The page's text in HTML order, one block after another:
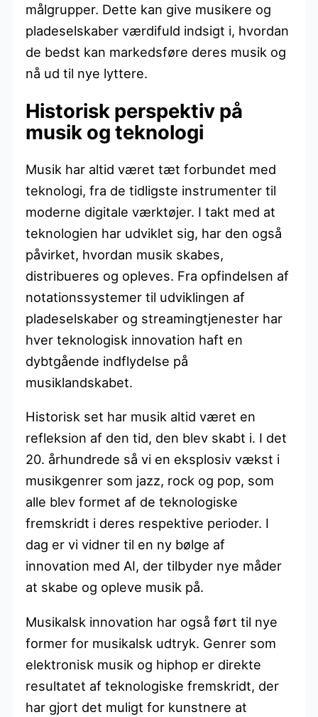
målgrupper. Dette kan give musikere og
pladeselskaber værdifuld indsigt i, hvordan
de bedst kan markedsføre deres musik og
nå ud til nye lyttere.
Historisk perspektiv på
musik og teknologi
Musik har altid været tæt forbundet med
teknologi, fra de tidligste instrumenter til
moderne digitale værktøjer. I takt med at
teknologien har udviklet sig, har den også
påvirket, hvordan musik skabes,
distribueres og opleves. Fra opfindelsen af
notationssystemer til udviklingen af
pladeselskaber og streamingtjenester har
hver teknologisk innovation haft en
dybtgående indflydelse på
musiklandskabet.
Historisk set har musik altid været en
refleksion af den tid, den blev skabt i. I det
20. århundrede så vi en eksplosiv vækst i
musikgenrer som jazz, rock og pop, som
alle blev formet af de teknologiske
fremskridt i deres respektive perioder. I
dag er vi vidner til en ny bølge af
innovation med AI, der tilbyder nye måder
at skabe og opleve musik på.
Musikalsk innovation har også ført til nye
former for musikalsk udtryk. Genrer som
elektronisk musik og hiphop er direkte
resultatet af teknologiske fremskridt, der
har gjort det muligt for kunstnere at